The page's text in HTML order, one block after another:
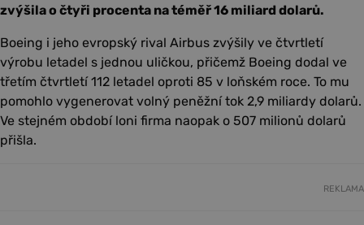
zvýšila o čtyři procenta na téměř 16 miliard dolarů.
Boeing i jeho evropský rival Airbus zvýšily ve čtvrtletí
výrobu letadel s jednou uličkou, přičemž Boeing dodal ve
třetím čtvrtletí 112 letadel oproti 85 v loňském roce. To mu
pomohlo vygenerovat volný peněžní tok 2,9 miliardy dolarů.
Ve stejném období loni firma naopak o 507 milionů dolarů
přišla.
REKLAMA